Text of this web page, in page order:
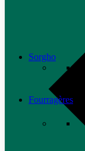
Sorgho
Fourragères